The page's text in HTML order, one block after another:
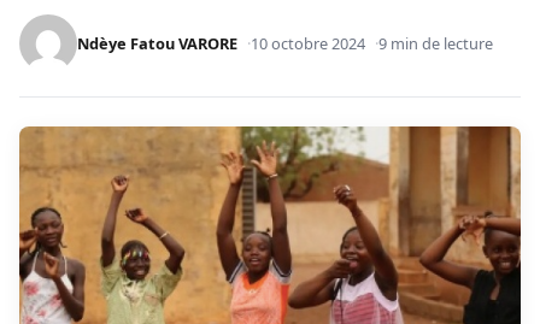
Ndèye Fatou VARORE 10 octobre 2024 9 min de lecture